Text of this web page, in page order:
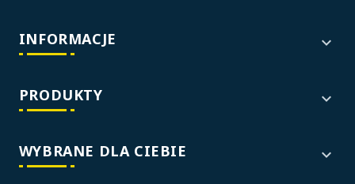
INFORMACJE 
PRODUKTY 
WYBRANE DLA CIEBIE 